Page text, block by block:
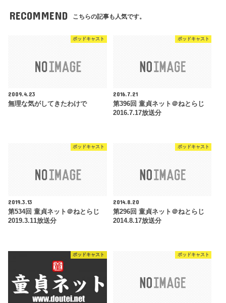
RECOMMEND こちらの記事も人気です。
ポッドキャスト
2009.4.23
無理な気がしてきたわけで
ポッドキャスト
2016.7.21
第396回 童貞ネット＠ねとらじ
2016.7.17放送分
ポッドキャスト
2019.3.13
第534回 童貞ネット＠ねとらじ
2019.3.11放送分
ポッドキャスト
2014.8.20
第296回 童貞ネット＠ねとらじ
2014.8.17放送分
ポッドキャスト ポッドキャスト